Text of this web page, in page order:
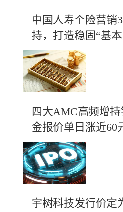
中国人寿个险营销
持，打造稳固“基
四大AMC高频增
金报价单日涨近60
宇树科技发行价定